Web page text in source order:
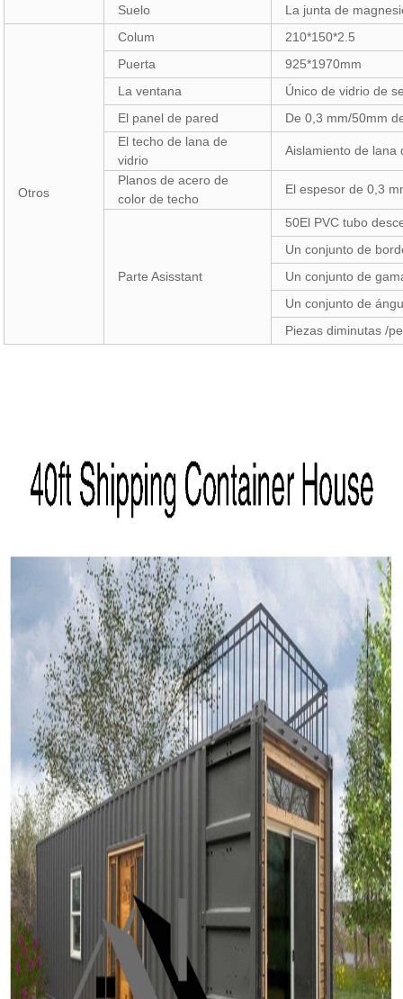
Suelo
La junta de
Otros
Colum
210*150*2.5
Puerta
925*1970mm
La ventana
Único de vidrio de
El panel de pared
De 0,3 mm/50mm
El techo de lana de
vidrio
Aislamiento de lana
Planos de acero de
color de techo
El espesor de 0,3
Parte Asisstant
50El PVC tubo
Un conjunto de
Un conjunto de
Un conjunto de
Piezas diminutas /